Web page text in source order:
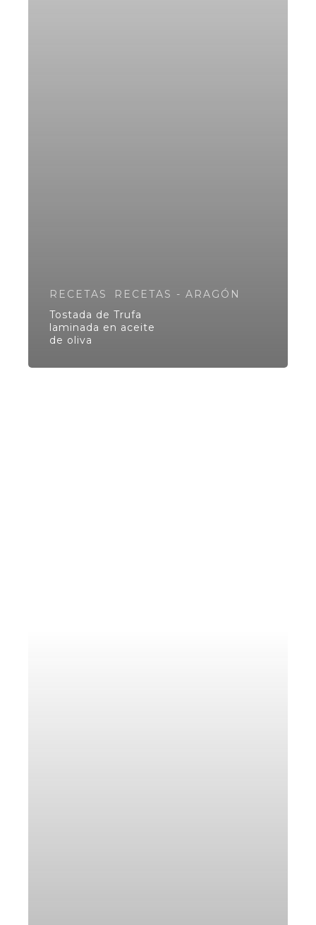
RECETAS
RECETAS - ARAGÓN
Tostada de Trufa
laminada en aceite
de oliva